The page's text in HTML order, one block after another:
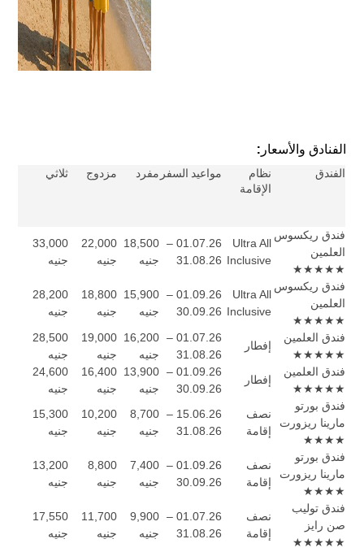
الفنادق والأسعار:
الفندق نظام
الإقامة
مواعيد السفر مفرد مزدوج ثلاثي
فندق ريكسوس
العلمين
★★★★★
Ultra All
Inclusive
01.07.26 –
31.08.26
18,500
جنيه
22,000
جنيه
33,000
جنيه
فندق ريكسوس
العلمين
★★★★★
Ultra All
Inclusive
01.09.26 –
30.09.26
15,900
جنيه
18,800
جنيه
28,200
جنيه
فندق العلمين
★★★★★
إفطار
01.07.26 –
31.08.26
16,200
جنيه
19,000
جنيه
28,500
جنيه
فندق العلمين
★★★★★
إفطار
01.09.26 –
30.09.26
13,900
جنيه
16,400
جنيه
24,600
جنيه
فندق بورتو
مارينا ريزورت
★★★★
نصف
إقامة
15.06.26 –
31.08.26
8,700
جنيه
10,200
جنيه
15,300
جنيه
فندق بورتو
مارينا ريزورت
★★★★
نصف
إقامة
01.09.26 –
30.09.26
7,400
جنيه
8,800
جنيه
13,200
جنيه
فندق توليب
صن رايز
★★★★★
نصف
إقامة
01.07.26 –
31.08.26
9,900
جنيه
11,700
جنيه
17,550
جنيه